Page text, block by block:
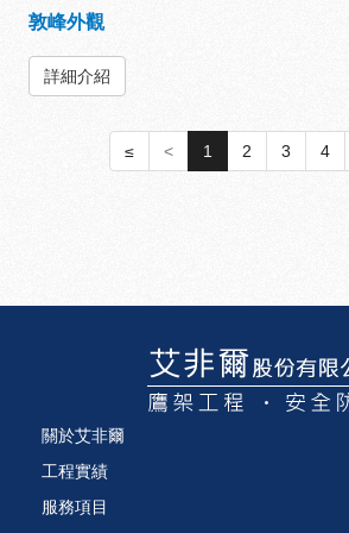
敦峰外觀
詳細介紹
≤ < 1 2 3 4
關於艾非爾
工程實績
服務項目